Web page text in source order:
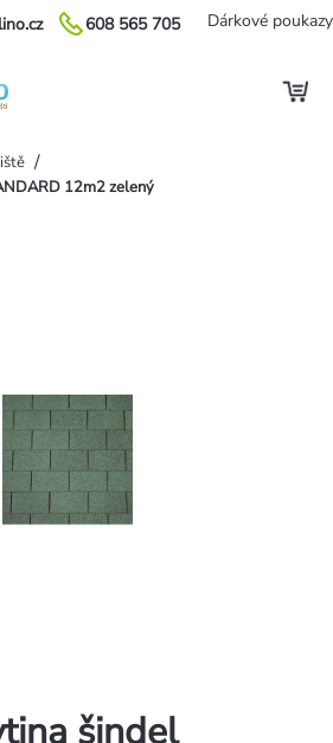
608 565 705 Dárkové poukazy
/
12m2 zelený
šindel